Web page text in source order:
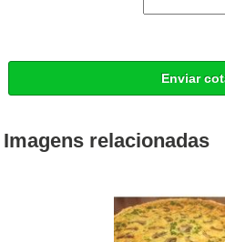
Enviar
Imagens relacionadas